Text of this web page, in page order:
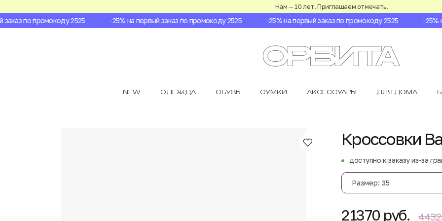
Нам — 10 лет. Приглашаем отмечать!
по промокоду 2525 -25% на первый заказ по промокоду 2525 -25% на первый заказ по промокоду 2525 -25%
NEW ОДЕЖДА ОБУВЬ СУМКИ АКСЕССУАРЫ ДЛЯ ДОМА
Кроссовки
доступно к заказу из-за
Размер: 35
21370 руб.